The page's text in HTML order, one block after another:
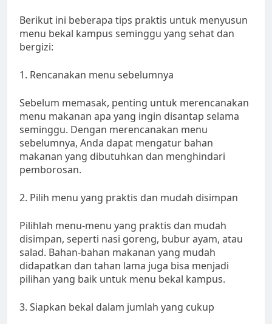
Berikut ini beberapa tips praktis untuk menyusun
menu bekal kampus seminggu yang sehat dan
bergizi:
1. Rencanakan menu sebelumnya
Sebelum memasak, penting untuk merencanakan
menu makanan apa yang ingin disantap selama
seminggu. Dengan merencanakan menu
sebelumnya, Anda dapat mengatur bahan
makanan yang dibutuhkan dan menghindari
pemborosan.
2. Pilih menu yang praktis dan mudah disimpan
Pilihlah menu-menu yang praktis dan mudah
disimpan, seperti nasi goreng, bubur ayam, atau
salad. Bahan-bahan makanan yang mudah
didapatkan dan tahan lama juga bisa menjadi
pilihan yang baik untuk menu bekal kampus.
3. Siapkan bekal dalam jumlah yang cukup